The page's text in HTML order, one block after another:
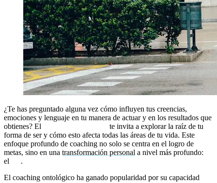
¿Te has preguntado alguna vez cómo influyen tus creencias,
emociones y lenguaje en tu manera de actuar y en los resultados que
obtienes? El
te invita a explorar la raíz de tu
forma de ser y cómo esto afecta todas las áreas de tu vida. Este
enfoque profundo de coaching no solo se centra en el logro de
metas, sino en una transformación personal a nivel más profundo:
el
.
El coaching ontológico ha ganado popularidad por su capacidad